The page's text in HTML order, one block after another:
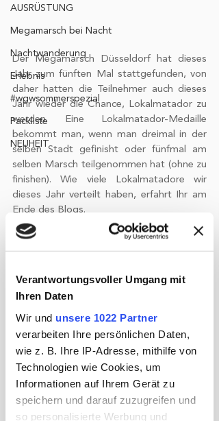
Verantwortungsvoller Umgang mit
Ihren Daten
Wir und unsere 1022 Partner
verarbeiten Ihre persönlichen Daten,
wie z. B. Ihre IP-Adresse, mithilfe von
Technologien wie Cookies, um
Informationen auf Ihrem Gerät zu
speichern und darauf zuzugreifen und
so personalisierte Werbung und
AUSRÜSTUNG
Megamarsch bei Nacht
Nachtwanderung
Erlebnis
#wgwsommerspezial
Packliste
NEUHEIT
Der Megamarsch Düsseldorf hat dieses
Jahr zum fünften Mal stattgefunden, von
daher hatten die Teilnehmer auch dieses
Jahr wieder die Chance, Lokalmatador zu
werden. Eine Lokalmatador-Medaille
bekommt man, wenn man dreimal in der
selben Stadt gefinisht oder fünfmal am
selben Marsch teilgenommen hat (ohne zu
finishen). Wie viele Lokalmatadore wir
dieses Jahr verteilt haben, erfahrt Ihr am
Ende des Blogs.
Aber nun zurück zu meinem Arbeitstag:
Alissa aus unserem Team. Unsere Schicht
begann um 7:30 Uhr morgens. An der
Station angekommen machten wir uns
erstmal mit der Fläche vertraut und
planten, wie wir was aufbauen wollen und
besprachen das im Anschluss mit unserem
Logistiker.
Nach und nach kamen auch unsere